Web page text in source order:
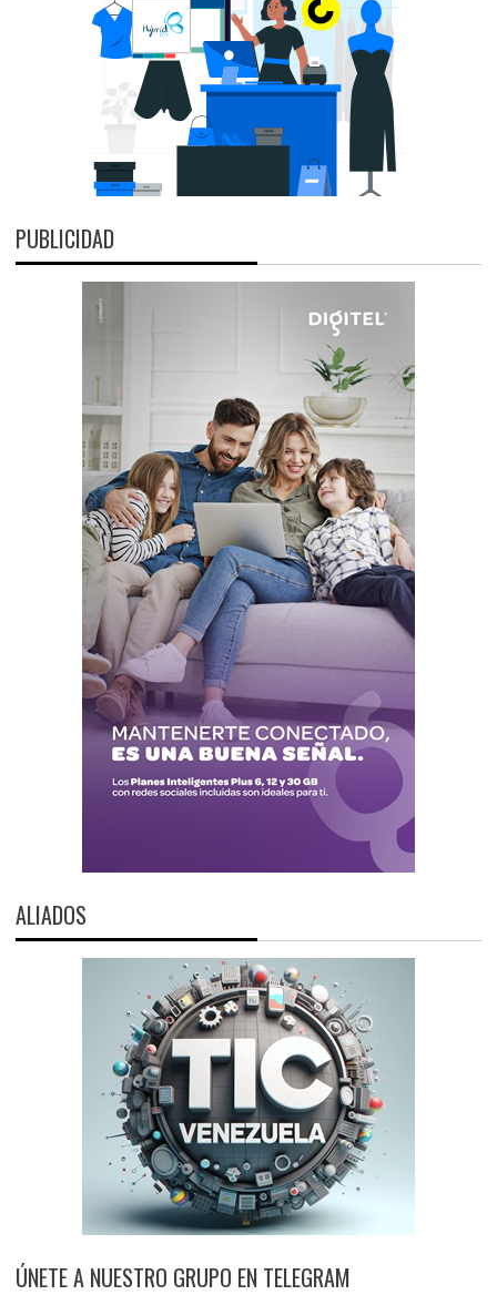
PUBLICIDAD
ALIADOS
ÚNETE A NUESTRO GRUPO EN TELEGRAM